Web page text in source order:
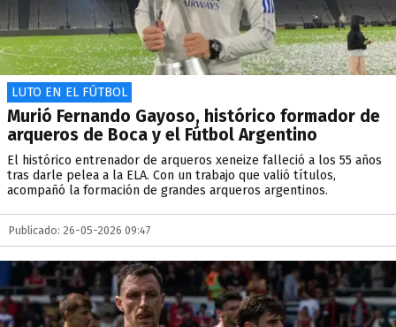
LUTO EN EL FÚTBOL
Murió Fernando Gayoso, histórico formador de
arqueros de Boca y el Fútbol Argentino
El histórico entrenador de arqueros xeneize falleció a los 55 años
tras darle pelea a la ELA. Con un trabajo que valió títulos,
acompañó la formación de grandes arqueros argentinos.
Publicado: 26-05-2026 09:47